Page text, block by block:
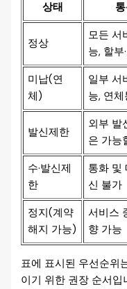
상태
정상
모든 서
능, 할부
미납(연
체)
일부 서
능, 연체
발신제한
외부 발
은 가능
수·발신제
한
통화 및
신 불가
정지(계약
해지 가능)
서비스
향 가능
표에 표시된 우선순위
이기 위한 권장 순서입